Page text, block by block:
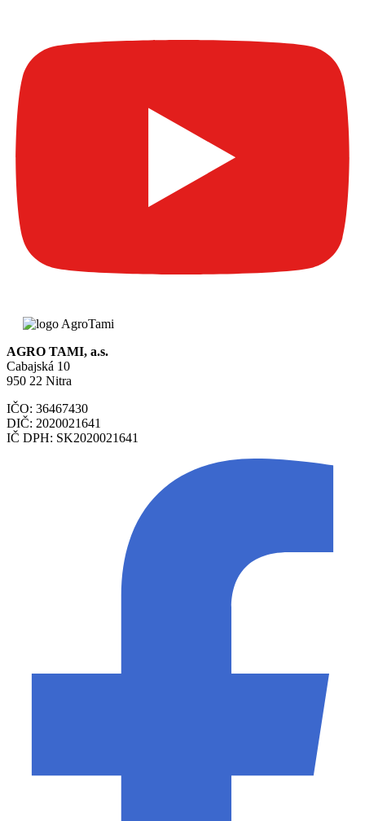
AGRO TAMI, a.s.
Cabajská 10
950 22 Nitra
IČO: 36467430
DIČ: 2020021641
IČ DPH: SK2020021641